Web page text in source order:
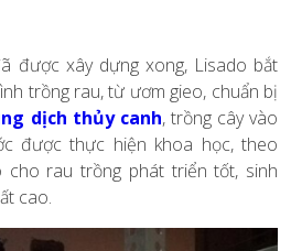
được xây dựng xong, Lisado bắt
trồng rau, từ ươm gieo, chuẩn bị
dịch thủy canh, trồng cây vào
được thực hiện khoa học, theo
cho rau trồng phát triển tốt, sinh
cao.